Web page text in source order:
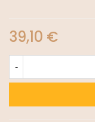
39,10 €
-